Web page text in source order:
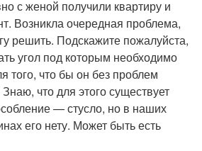
с женой получили квартиру и
Возникла очередная проблема,
решить. Подскажите пожалуйста,
угол под которым необходимо
того, что бы он без проблем
что для этого существует
— стусло, но в наших
его нету. Может быть есть